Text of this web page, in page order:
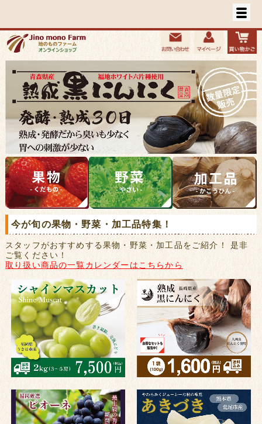
今が旬の果物・野菜・加工品特集！
スタッフがおすすめする果物・野菜・加工品をご紹介！ 是非
ご覧ください！
取り扱い商品の一覧カレンダーはこちらから